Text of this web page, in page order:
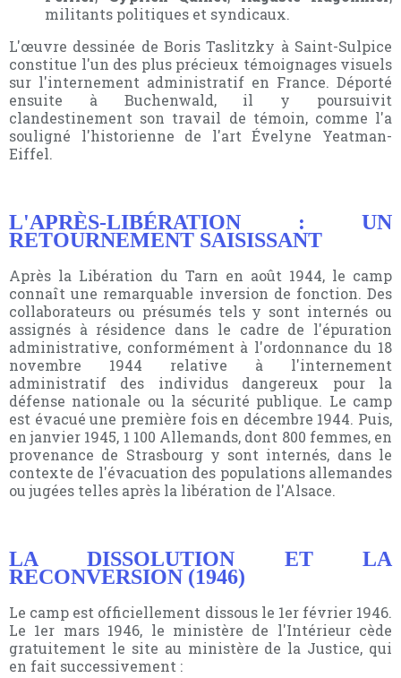
militants politiques et syndicaux.
L'œuvre dessinée de Boris Taslitzky à Saint-Sulpice
constitue l'un des plus précieux témoignages visuels
sur l'internement administratif en France. Déporté
ensuite à Buchenwald, il y poursuivit
clandestinement son travail de témoin, comme l'a
souligné l'historienne de l'art Évelyne Yeatman-
Eiffel.
L'APRÈS-LIBÉRATION : UN
RETOURNEMENT SAISISSANT
Après la Libération du Tarn en août 1944, le camp
connaît une remarquable inversion de fonction. Des
collaborateurs ou présumés tels y sont internés ou
assignés à résidence dans le cadre de l'épuration
administrative, conformément à l'ordonnance du 18
novembre 1944 relative à l'internement
administratif des individus dangereux pour la
défense nationale ou la sécurité publique. Le camp
est évacué une première fois en décembre 1944. Puis,
en janvier 1945, 1 100 Allemands, dont 800 femmes, en
provenance de Strasbourg y sont internés, dans le
contexte de l'évacuation des populations allemandes
ou jugées telles après la libération de l'Alsace.
LA DISSOLUTION ET LA
RECONVERSION (1946)
Le camp est officiellement dissous le 1er février 1946.
Le 1er mars 1946, le ministère de l'Intérieur cède
gratuitement le site au ministère de la Justice, qui
en fait successivement :